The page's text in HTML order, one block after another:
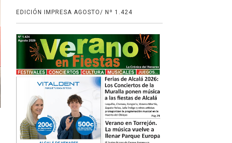
EDICIÓN IMPRESA AGOSTO/ Nº 1.424